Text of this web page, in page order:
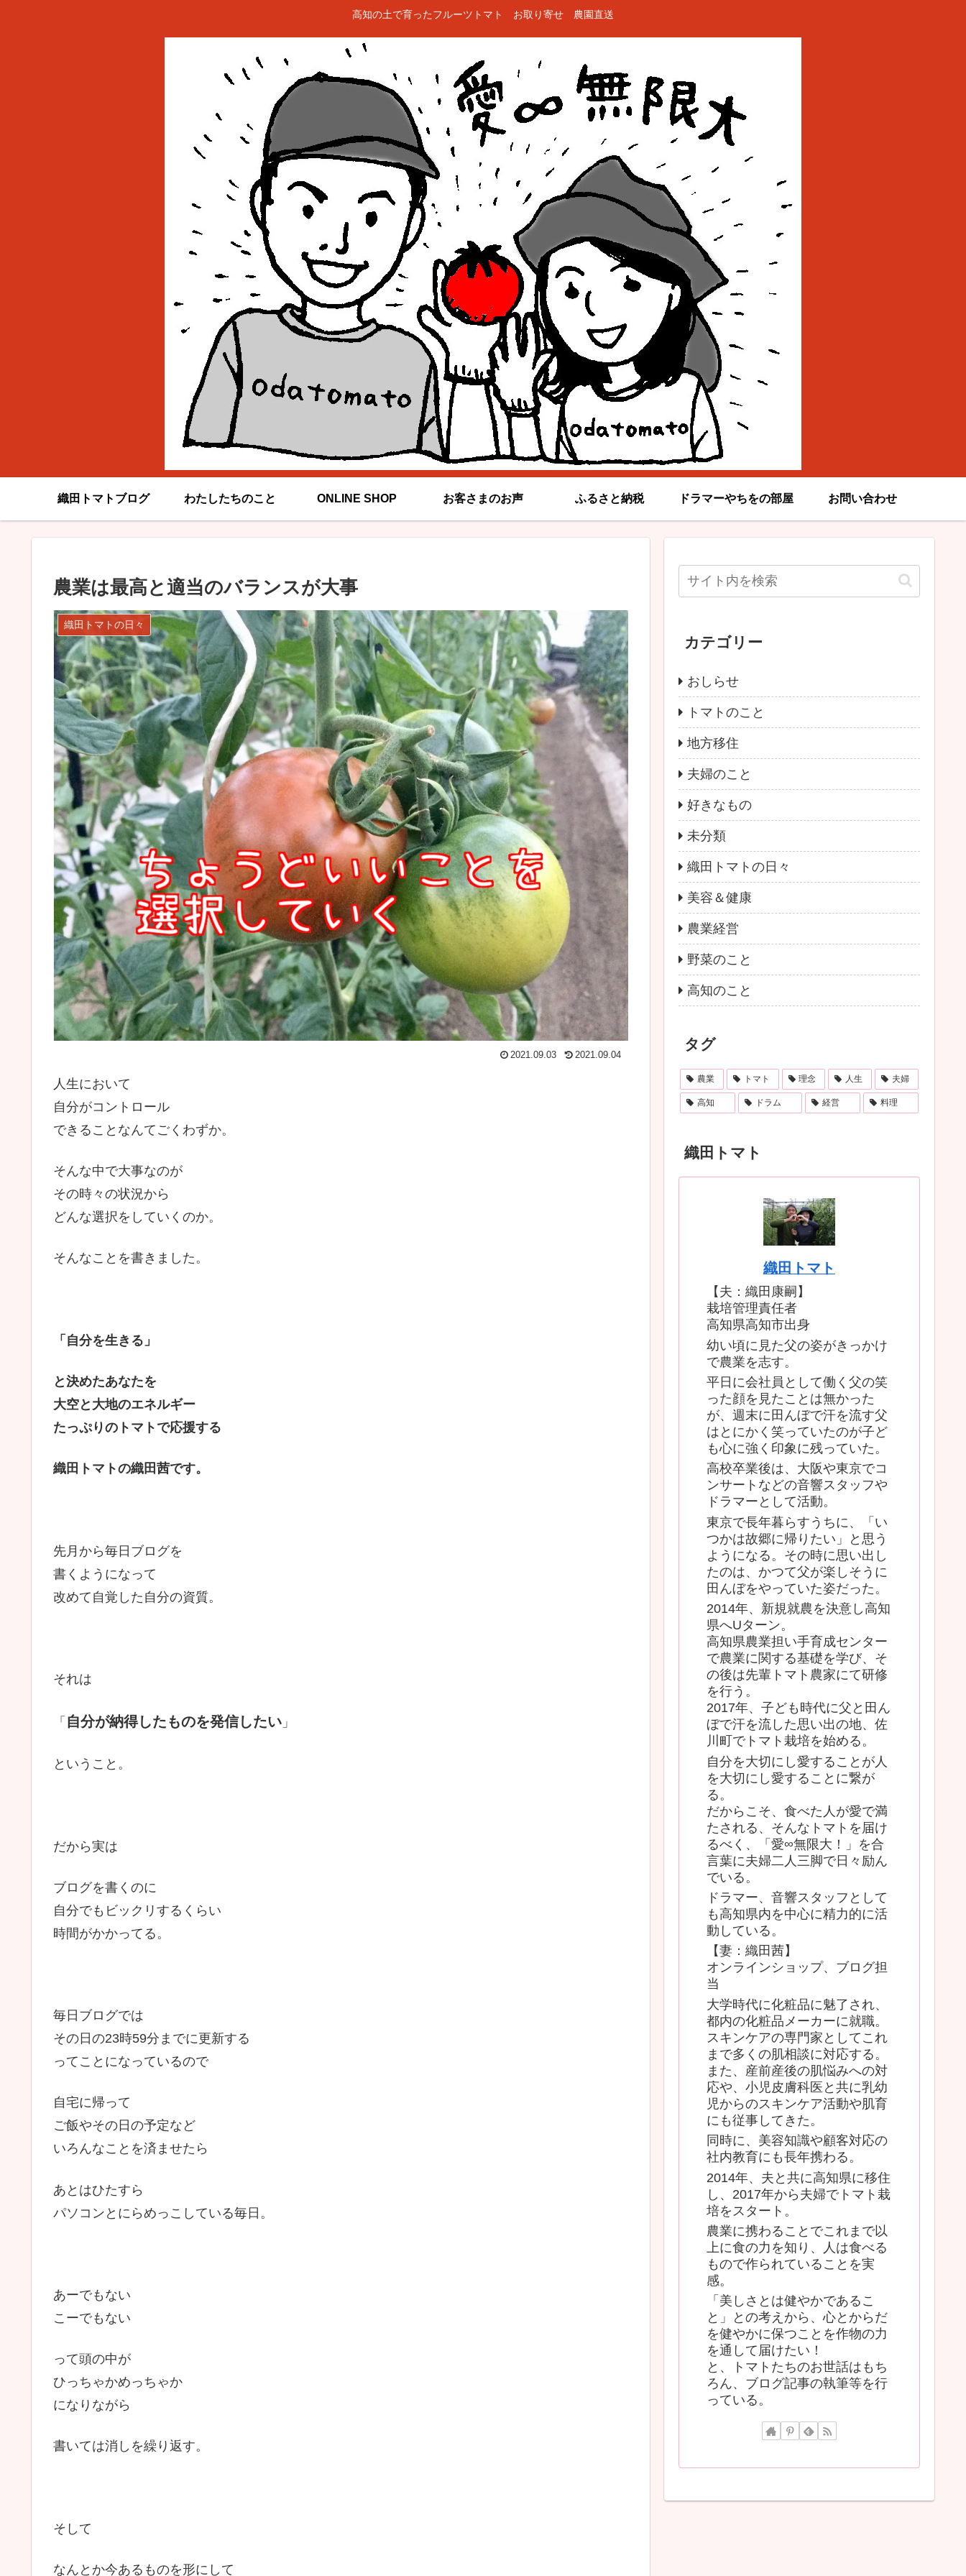
高知の土で育ったフルーツトマト お取り寄せ 農園直送
織田トマトブログ わたしたちのこと ONLINE SHOP お客さまのお声 ふるさと納税 ドラマーやちをの部屋 お問い合わせ
農業は最高と適当のバランスが大事
織田トマトの日々
2021.09.03 2021.09.04
人生において
自分がコントロール
できることなんてごくわずか。
そんな中で大事なのが
その時々の状況から
どんな選択をしていくのか。
そんなことを書きました。
「自分を生きる」
と決めたあなたを
大空と大地のエネルギー
たっぷりのトマトで応援する
織田トマトの織田茜です。
先月から毎日ブログを
書くようになって
改めて自覚した自分の資質。
それは
「 自分が納得したものを発信したい 」
ということ。
だから実は
ブログを書くのに
自分でもビックリするくらい
時間がかかってる。
毎日ブログでは
その日の23時59分までに更新する
ってことになっているので
自宅に帰って
ご飯やその日の予定など
いろんなことを済ませたら
あとはひたすら
パソコンとにらめっこしている毎日。
あーでもない
こーでもない
って頭の中が
ひっちゃかめっちゃか
になりながら
書いては消しを繰り返す。
そして
なんとか今あるものを形にして
カテゴリー
おしらせ
トマトのこと
地方移住
夫婦のこと
好きなもの
未分類
織田トマトの日々
美容＆健康
農業経営
野菜のこと
高知のこと
タグ
農業 トマト 理念 人生 夫婦
高知 ドラム 経営 料理
織田トマト
織田トマト
【夫：織田康嗣】
栽培管理責任者
高知県高知市出身
幼い頃に見た父の姿がきっかけ
で農業を志す。
平日に会社員として働く父の笑
った顔を見たことは無かった
が、週末に田んぼで汗を流す父
はとにかく笑っていたのが子ど
も心に強く印象に残っていた。
高校卒業後は、大阪や東京でコ
ンサートなどの音響スタッフや
ドラマーとして活動。
東京で長年暮らすうちに、「い
つかは故郷に帰りたい」と思う
ようになる。その時に思い出し
たのは、かつて父が楽しそうに
田んぼをやっていた姿だった。
2014年、新規就農を決意し高知
県へUターン。
高知県農業担い手育成センター
で農業に関する基礎を学び、そ
の後は先輩トマト農家にて研修
を行う。
2017年、子ども時代に父と田ん
ぼで汗を流した思い出の地、佐
川町でトマト栽培を始める。
自分を大切にし愛することが人
を大切にし愛することに繋が
る。
だからこそ、食べた人が愛で満
たされる、そんなトマトを届け
るべく、「愛∞無限大！」を合
言葉に夫婦二人三脚で日々励ん
でいる。
ドラマー、音響スタッフとして
も高知県内を中心に精力的に活
動している。
【妻：織田茜】
オンラインショップ、ブログ担
当
大学時代に化粧品に魅了され、
都内の化粧品メーカーに就職。
スキンケアの専門家としてこれ
まで多くの肌相談に対応する。
また、産前産後の肌悩みへの対
応や、小児皮膚科医と共に乳幼
児からのスキンケア活動や肌育
にも従事してきた。
同時に、美容知識や顧客対応の
社内教育にも長年携わる。
2014年、夫と共に高知県に移住
し、2017年から夫婦でトマト栽
培をスタート。
農業に携わることでこれまで以
上に食の力を知り、人は食べる
もので作られていることを実
感。
「美しさとは健やかであるこ
と」との考えから、心とからだ
を健やかに保つことを作物の力
を通して届けたい！
と、トマトたちのお世話はもち
ろん、ブログ記事の執筆等を行
っている。